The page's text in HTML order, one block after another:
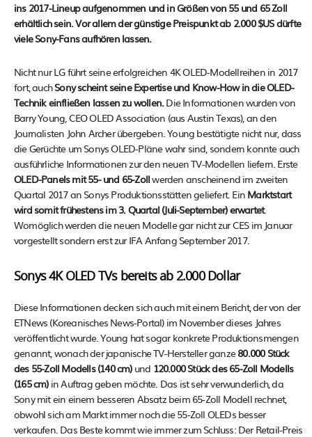
ins 2017-Lineup aufgenommen und in Größen von 55 und 65 Zoll
erhältlich sein. Vor allem der günstige Preispunkt ab 2.000 $US dürfte
viele Sony-Fans aufhören lassen.
Nicht nur LG führt seine erfolgreichen 4K OLED-Modellreihen in 2017
fort, auchSony scheint seine Expertise und Know-How in die OLED-
Technik einfließen lassen zu wollen.Die Informationen wurden von
Barry Young, CEO OLED Association (aus Austin Texas), an den
Journalisten John Archer übergeben. Young bestätigte nicht nur, dass
die Gerüchte um Sonys OLED-Pläne wahr sind, sondern konnte auch
ausführliche Informationen zur den neuen TV-Modellen liefern. Erste
OLED-Panels mit 55- und 65-Zollwerden anscheinend im zweiten
Quartal 2017 an Sonys Produktionsstätten geliefert. Ein Marktstart
wird somit frühestens im 3. Quartal (Juli-September) erwartet.
Womöglich werden die neuen Modelle gar nicht zur CES im Januar
vorgestellt sondern erst zur IFA Anfang September 2017.
Sonys 4K OLED TVs bereits ab 2.000 Dollar
Diese Informationen decken sich auch mit einem Bericht, der von der
ETNews (Koreanisches News-Portal) im November dieses Jahres
veröffentlicht wurde. Young hat sogar konkrete Produktionsmengen
genannt, wonach der japanische TV-Hersteller ganze80.000 Stück
des 55-Zoll Modells (140 cm)und 120.000 Stück des 65-Zoll Modells
(165 cm)in Auftrag geben möchte. Das ist sehr verwunderlich, da
Sony mit ein einem besseren Absatz beim 65-Zoll Modell rechnet,
obwohl sich am Markt immer noch die 55-Zoll OLEDs besser
verkaufen. Das Beste kommt wie immer zum Schluss: Der Retail-Preis